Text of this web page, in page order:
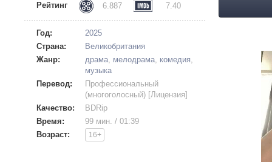
Рейтинг 6.887 7.40
Год:
2025
Страна:
Великобритания
Жанр:
драма, мелодрама, комедия,
музыка
Перевод:
Профессиональный
(многоголосный) [Лицензия]
Качество:
BDRip
Время:
99 мин. / 01:39
Возраст:
16+